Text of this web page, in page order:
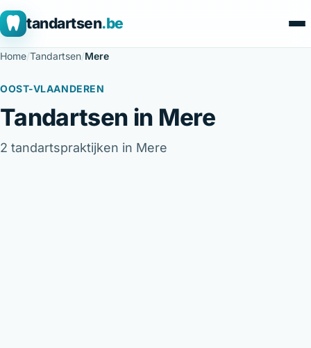
tandartsen.be
Home/Tandartsen/Mere
OOST-VLAANDEREN
Tandartsen in Mere
2 tandartspraktijken in Mere